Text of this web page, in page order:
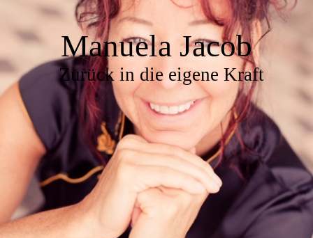
Manuela Jacob
Zurück in die eigene Kraft